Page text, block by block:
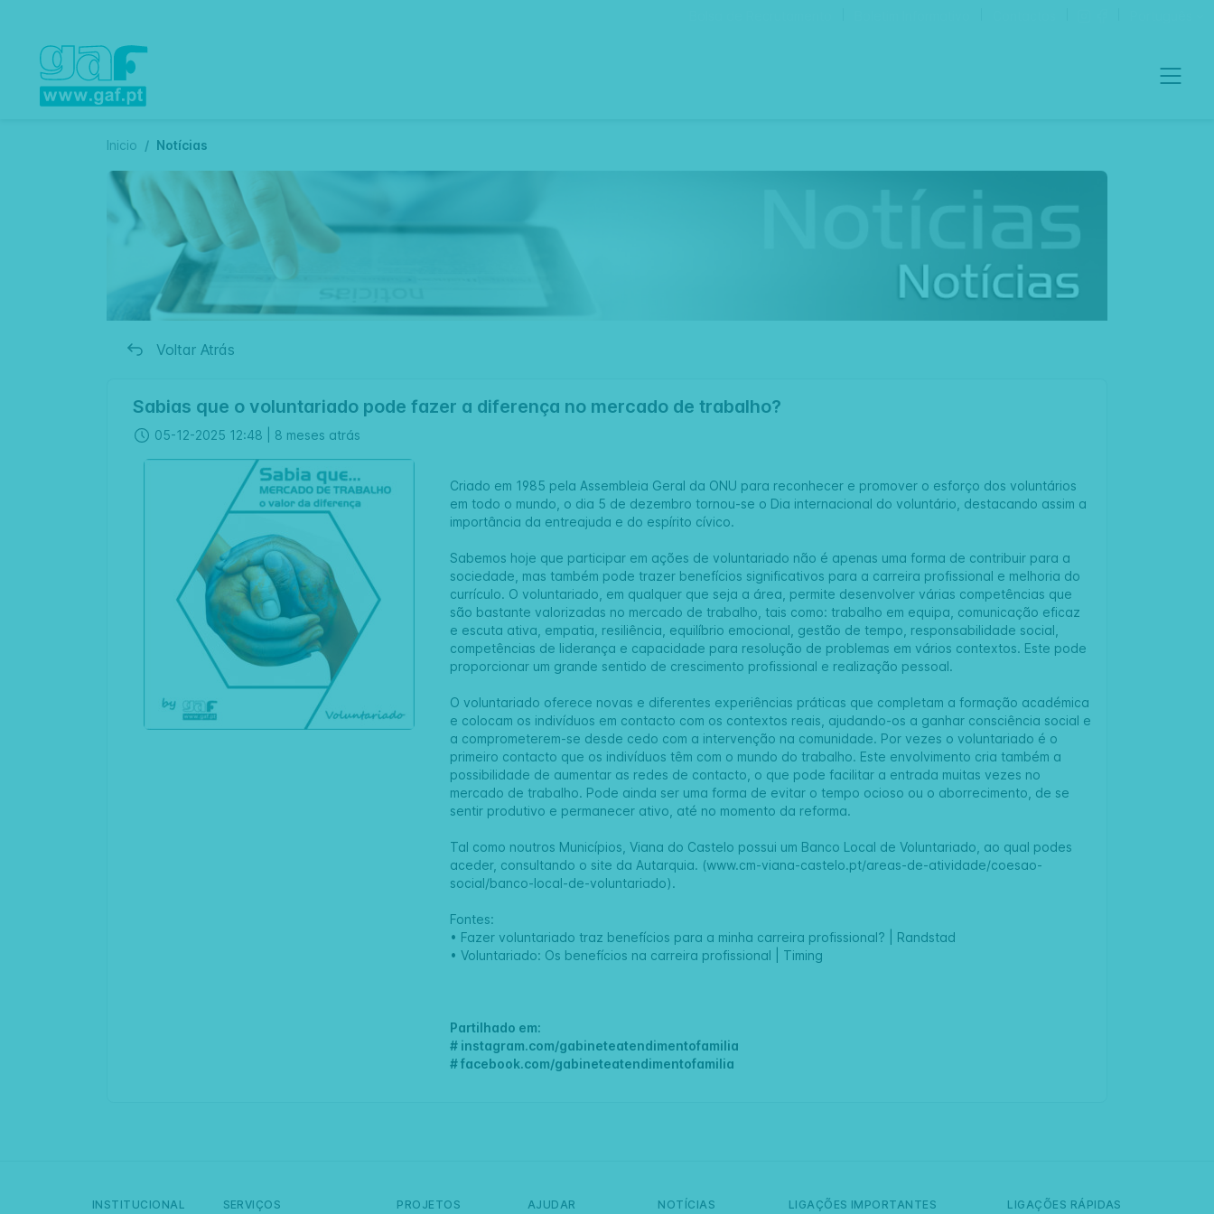
Inicio Notícias
Voltar Atrás
Sabias que o voluntariado pode fazer a diferença no mercado de trabalho?
05-12-2025 12:48 | 8 meses atrás
Criado em 1985 pela Assembleia Geral da ONU para reconhecer e promover o esforço dos voluntários
em todo o mundo, o dia 5 de dezembro tornou-se o Dia internacional do voluntário, destacando assim a
importância da entreajuda e do espírito cívico.
Sabemos hoje que participar em ações de voluntariado não é apenas uma forma de contribuir para a
sociedade, mas também pode trazer benefícios significativos para a carreira profissional e melhoria do
currículo. O voluntariado, em qualquer que seja a área, permite desenvolver várias competências que
são bastante valorizadas no mercado de trabalho, tais como: trabalho em equipa, comunicação eficaz
e escuta ativa, empatia, resiliência, equilíbrio emocional, gestão de tempo, responsabilidade social,
competências de liderança e capacidade para resolução de problemas em vários contextos. Este pode
proporcionar um grande sentido de crescimento profissional e realização pessoal.
O voluntariado oferece novas e diferentes experiências práticas que completam a formação académica
e colocam os indivíduos em contacto com os contextos reais, ajudando-os a ganhar consciência social e
a comprometerem-se desde cedo com a intervenção na comunidade. Por vezes o voluntariado é o
primeiro contacto que os indivíduos têm com o mundo do trabalho. Este envolvimento cria também a
possibilidade de aumentar as redes de contacto, o que pode facilitar a entrada muitas vezes no
mercado de trabalho. Pode ainda ser uma forma de evitar o tempo ocioso ou o aborrecimento, de se
sentir produtivo e permanecer ativo, até no momento da reforma.
Tal como noutros Municípios, Viana do Castelo possui um Banco Local de Voluntariado, ao qual podes
aceder, consultando o site da Autarquia. (www.cm-viana-castelo.pt/areas-de-atividade/coesao-
social/banco-local-de-voluntariado).
Fontes:
• Fazer voluntariado traz benefícios para a minha carreira profissional? | Randstad
• Voluntariado: Os benefícios na carreira profissional | Timing
Partilhado em:
# instagram.com/gabineteatendimentofamilia
#facebook.com/gabineteatendimentofamilia
INSTITUCIONAL SERVIÇOS PROJETOS AJUDAR NOTÍCIAS LIGAÇÕES IMPORTANTES LIGAÇÕES RÁPIDAS